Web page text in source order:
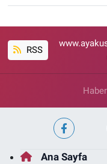
RSS
Haber
Ana Sayfa